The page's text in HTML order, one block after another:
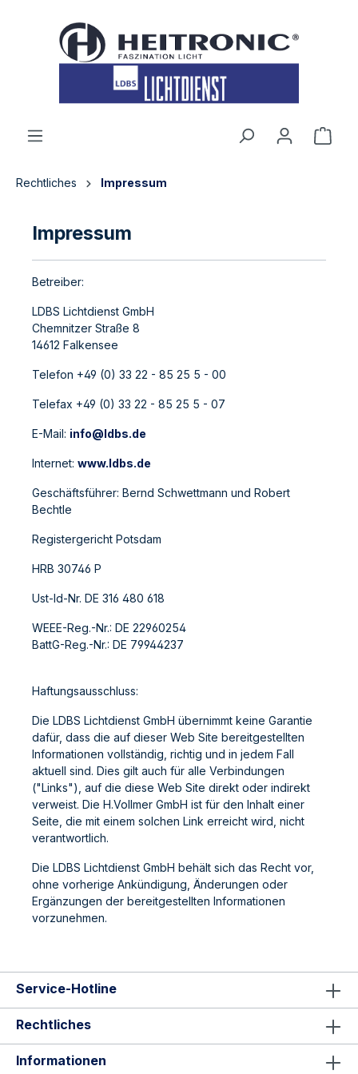
Rechtliches Impressum
Impressum
Betreiber:
LDBS Lichtdienst GmbH
Chemnitzer Straße 8
14612 Falkensee
Telefon +49 (0) 33 22 - 85 25 5 - 00
Telefax +49 (0) 33 22 - 85 25 5 - 07
E-Mail: info@ldbs.de
Internet: www.ldbs.de
Geschäftsführer: Bernd Schwettmann und Robert
Bechtle
Registergericht Potsdam
HRB 30746 P
Ust-Id-Nr. DE 316 480 618
WEEE-Reg.-Nr.: DE 22960254
BattG-Reg.-Nr.: DE 79944237
Haftungsausschluss:
Die LDBS Lichtdienst GmbH übernimmt keine Garantie
dafür, dass die auf dieser Web Site bereitgestellten
Informationen vollständig, richtig und in jedem Fall
aktuell sind. Dies gilt auch für alle Verbindungen
("Links"), auf die diese Web Site direkt oder indirekt
verweist. Die H.Vollmer GmbH ist für den Inhalt einer
Seite, die mit einem solchen Link erreicht wird, nicht
verantwortlich.
Die LDBS Lichtdienst GmbH behält sich das Recht vor,
ohne vorherige Ankündigung, Änderungen oder
Ergänzungen der bereitgestellten Informationen
vorzunehmen.
Service-Hotline
Rechtliches
Informationen